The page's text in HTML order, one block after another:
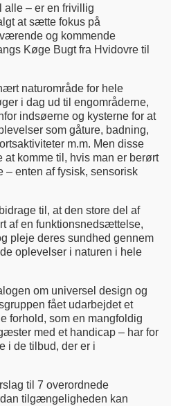
alle – er en frivillig
at sætte fokus på
og kommende
Køge Bugt fra Hvidovre til
naturområde for hele
i dag ud til engområderne,
indsøerne og kysterne for at
som gåture, badning,
m.m. Men disse
komme til, hvis man er berørt
enten af fysisk, sensorisk
til, at den store del af
af en funktionsnedsættelse,
pleje deres sundhed gennem
oplevelser i naturen i hele
om universel design og
fået udarbejdet et
forhold, som en mangfoldig
med et handicap – har for
i de tilbud, der er i
til 7 overordnede
tilgængeligheden kan